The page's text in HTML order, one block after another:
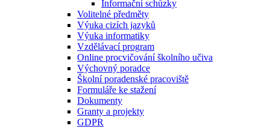
Informační schůzky
Volitelné předměty
Výuka cizích jazyků
Výuka informatiky
Vzdělávací program
Online procvičování školního učiva
Výchovný poradce
Školní poradenské pracoviště
Formuláře ke stažení
Dokumenty
Granty a projekty
GDPR